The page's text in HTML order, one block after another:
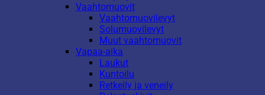
Vaahtomuovit
Vaahtomuovilevyt
Solumuovilevyt
Muut vaahtomuovit
Vapaa-aika
Laukut
Kuntoilu
Retkeily ja veneily